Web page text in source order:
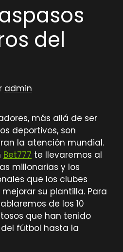
del
admin
más allá de ser
deportivos, son
la atención mundial.
Bet777 te llevaremos al
millonarias y los
que los clubes
su plantilla. Para
de los 10
que han tenido
fútbol hasta la